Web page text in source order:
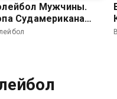
Мужчины.
Судамерикана
(Кочабамба,